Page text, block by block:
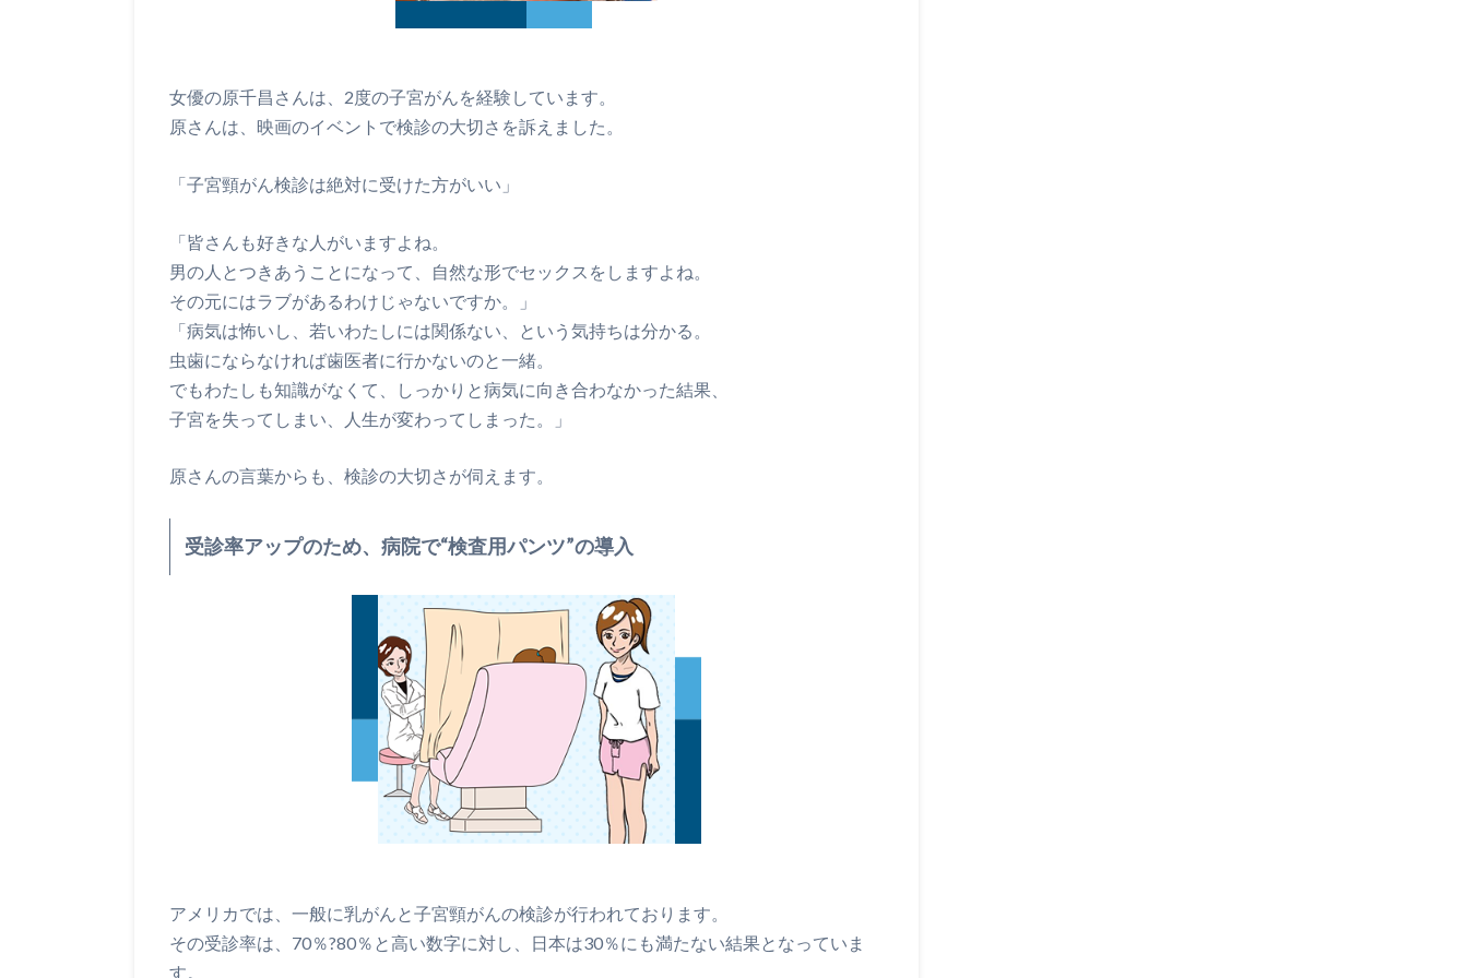
女優の原千昌さんは、2度の子宮がんを経験しています。
原さんは、映画のイベントで検診の大切さを訴えました。
「子宮頸がん検診は絶対に受けた方がいい」
「皆さんも好きな人がいますよね。
男の人とつきあうことになって、自然な形でセックスをしますよね。
その元にはラブがあるわけじゃないですか。」
「病気は怖いし、若いわたしには関係ない、という気持ちは分かる。
虫歯にならなければ歯医者に行かないのと一緒。
でもわたしも知識がなくて、しっかりと病気に向き合わなかった結果、
子宮を失ってしまい、人生が変わってしまった。」
原さんの言葉からも、検診の大切さが伺えます。
受診率アップのため、病院で“検査用パンツ”の導入
アメリカでは、一般に乳がんと子宮頸がんの検診が行われております。
その受診率は、70％?80％と高い数字に対し、日本は30％にも満たない結果となっていま
す。